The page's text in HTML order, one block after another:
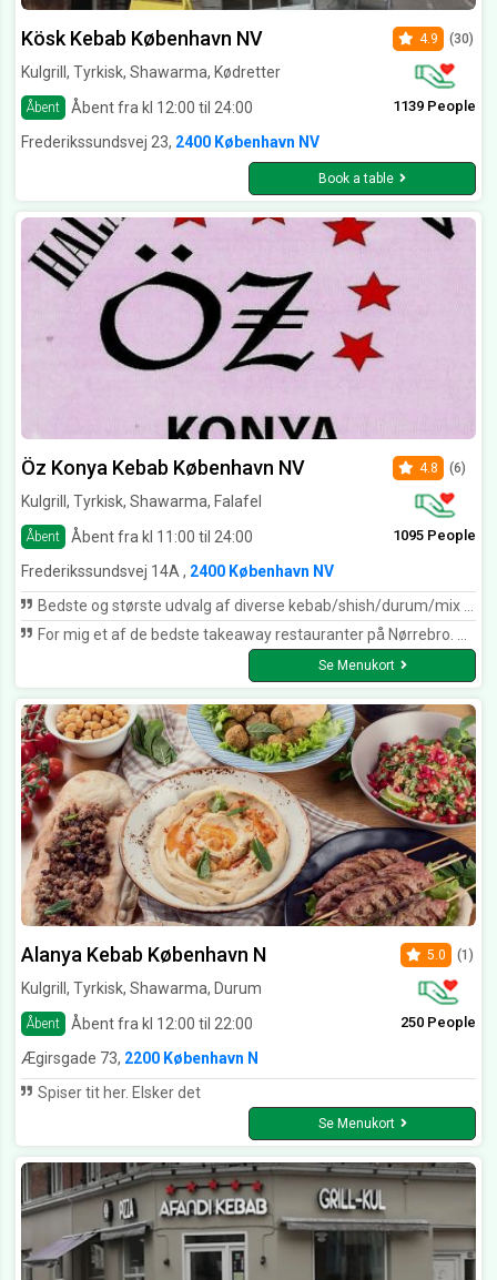
Kösk Kebab København NV
Kulgrill, Tyrkisk, Shawarma, Kødretter
Åbent Åbent fra kl 12:00 til 24:00
4.9 (30)
1139 People
Frederikssundsvej 23, 2400 København NV
Book a table
Öz Konya Kebab København NV
Kulgrill, Tyrkisk, Shawarma, Falafel
Åbent Åbent fra kl 11:00 til 24:00
4.8 (6)
1095 People
Frederikssundsvej 14A , 2400 København NV
Bedste og største udvalg af diverse kebab/shish/durum/mix - retter. Og tilmed stor værdi for pengene!! Hele familien går altid meget mætte derfra og det er svært at spise op. Kan varmt anbefales!!!
For mig et af de bedste takeaway restauranter på Nørrebro. Bedste kebab retter. 😀
Se Menukort
Alanya Kebab København N
Kulgrill, Tyrkisk, Shawarma, Durum
Åbent Åbent fra kl 12:00 til 22:00
5.0 (1)
250 People
Ægirsgade 73, 2200 København N
Spiser tit her. Elsker det
Se Menukort